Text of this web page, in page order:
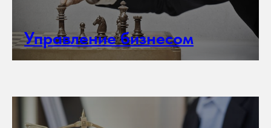
Управление бизнесом